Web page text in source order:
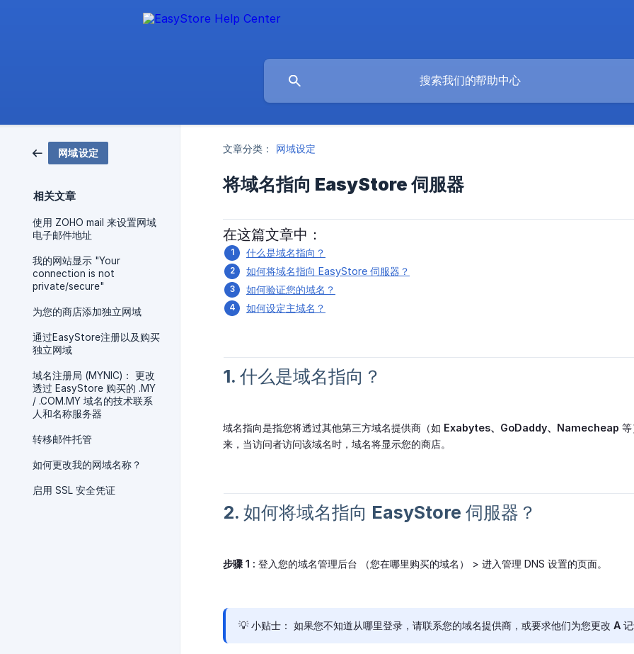
网域设定
相关文章
使用 ZOHO mail 来设置网域
电子邮件地址
我的网站显示 "Your
connection is not
private/secure"
为您的商店添加独立网域
通过EasyStore注册以及购买
独立网域
域名注册局 (MYNIC)： 更改
透过 EasyStore 购买的 .MY
/ .COM.MY 域名的技术联系
人和名称服务器
转移邮件托管
如何更改我的网域名称？
启用 SSL 安全凭证
文章分类： 网域设定
将域名指向 EasyStore 伺服器
在这篇文章中：
什么是域名指向？
如何将域名指向 EasyStore 伺服器？
如何验证您的域名？
如何设定主域名？
1. 什么是域名指向？
域名指向是指您将透过其他第三方域名提供商（如 Exabytes、GoDaddy、Namecheap 等
来，当访问者访问该域名时，域名将显示您的商店。
2. 如何将域名指向 EasyStore 伺服器？
步骤 1 : 登入您的域名管理后台 （您在哪里购买的域名） > 进入管理 DNS 设置的页面。
💡 小贴士： 如果您不知道从哪里登录，请联系您的域名提供商，或要求他们为您更改 A